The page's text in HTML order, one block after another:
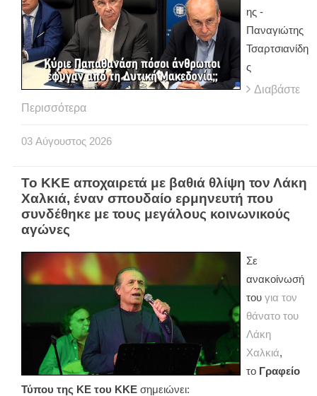
ης -
Παναγιώτης
Τσαρτσιανίδη
ς
Διαβάστε
Περισσότερα
03 Αύγουστος 2026
Το ΚΚΕ αποχαιρετά με βαθιά θλίψη τον Λάκη
Χαλκιά, έναν σπουδαίο ερμηνευτή που
συνδέθηκε με τους μεγάλους κοινωνικούς
αγώνες
Σε
ανακοίνωσή
του για τον
θάνατο του
Λάκη
Χαλκιά,
το Γραφείο
Τύπου της ΚΕ του ΚΚΕ σημειώνει: